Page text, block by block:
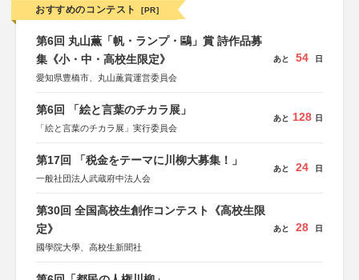
おすすめのコンテスト [PR]
第6回 丸山薫「帆・ランプ・鷗」賞 詩作品募
集《小・中・高校生限定》
愛知県豊橋市、丸山薫賞運営委員会
あと 54 日
第6回 「絵と言葉のチカラ展」
「絵と言葉のチカラ展」実行委員会
あと 128 日
第17回 「税金をテーマに川柳大募集！」
一般社団法人武蔵府中法人会
あと 24 日
第30回 全国高校生創作コンテスト《高校生限
定》
國學院大學、高校生新聞社
あと 28 日